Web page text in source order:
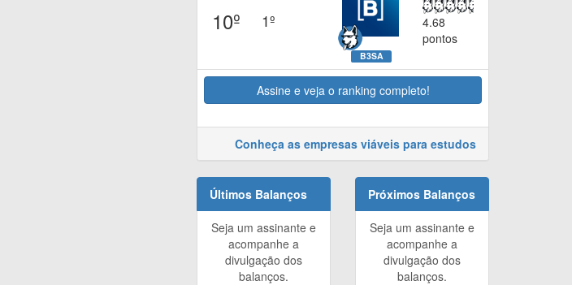
10º 1º
B3SA
4.68
pontos
Assine e veja o ranking completo!
Conheça as empresas viáveis para estudos
Últimos Balanços
Seja um assinante e
acompanhe a
divulgação dos
balanços.
Próximos Balanços
Seja um assinante e
acompanhe a
divulgação dos
balanços.